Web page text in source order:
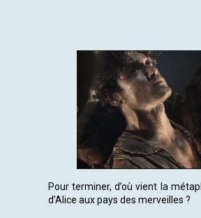
Pour terminer, d’où vient la
d’Alice aux pays des merveilles ?